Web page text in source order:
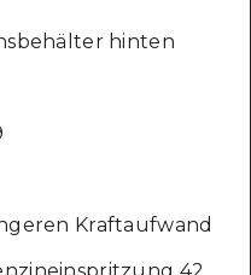
hinten
Kraftaufwand